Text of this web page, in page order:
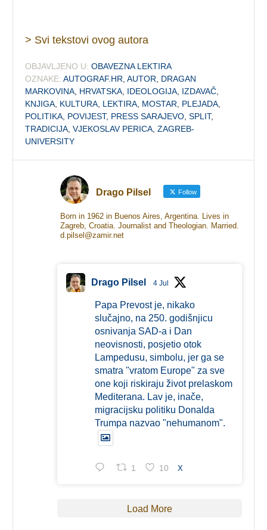
> Svi tekstovi ovog autora
OBJAVLJENO U: OBAVEZNA LEKTIRA
OZNAKE: AUTOGRAF.HR ,AUTOR
DRAGAN
MARKOVINA HRVATSKA IDEOLOGIJA IZDAVAČ
KNJIGA KULTURA LEKTIRA MOSTAR PLEJADA
POLITIKA POVIJEST, PRESS SARAJEVO ,SPLIT,
TRADICIJA ,VJEKOSLAV PERICA ,ZAGREB-
UNIVERSITY
Drago Pilsel Follow
Born in 1962 in Buenos Aires, Argentina. Lives in
Zagreb, Croatia. Journalist and Theologian. Married.
d.pilsel@zamir.net
Drago Pilsel 4 Jul
Papa Prevost je, nikako
slučajno, na 250. godišnjicu
osnivanja SAD-a i Dan
neovisnosti, posjetio otok
Lampedusu, simbolu, jer ga se
smatra "vratom Europe" za sve
one koji riskiraju život prelaskom
Mediterana. Lav je, inače,
migracijsku politiku Donalda
Trumpa nazvao "nehumanom".
1 10 X
Load More